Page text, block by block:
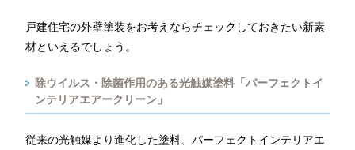
戸建住宅の外壁塗装をお考えならチェックしておきたい新素
材といえるでしょう。
除ウイルス・除菌作用のある光触媒塗料「パーフェクトイ
ンテリアエアークリーン」
従来の光触媒より進化した塗料、パーフェクトインテリアエ